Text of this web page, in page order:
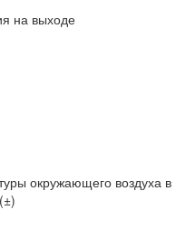
на выходе
окружающего воздуха в